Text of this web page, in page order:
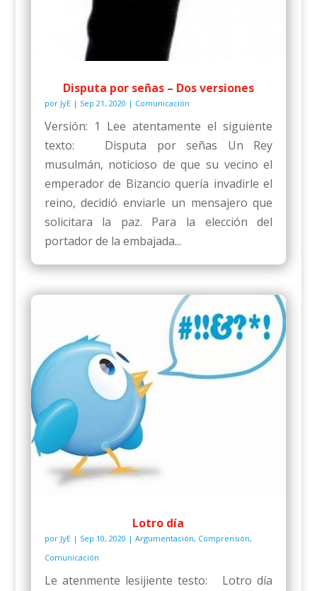
Disputa por señas – Dos versiones
por JyE| Sep 21, 2020 | Comunicación
Versión: 1 Lee atentamente el siguiente
texto: Disputa por señas Un Rey
musulmán, noticioso de que su vecino el
emperador de Bizancio quería invadirle el
reino, decidió enviarle un mensajero que
solicitara la paz. Para la elección del
portador de la embajada...
Lotro día
por JyE| Sep 10, 2020 | Argumentación, Comprensión,
Comunicación
Le atenmente lesijiente testo: Lotro día